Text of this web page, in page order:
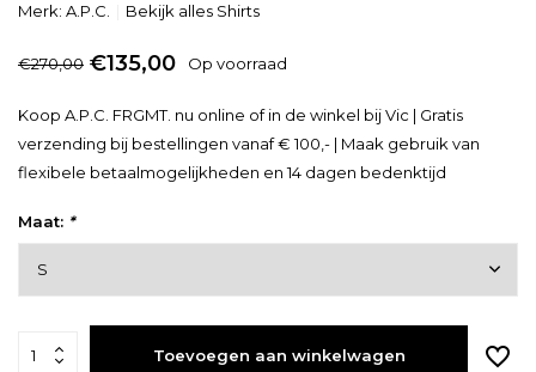
Merk: A.P.C. Bekijk alles Shirts
€270,00 €135,00 Op voorraad
Koop A.P.C. FRGMT. nu online of in de winkel bij Vic | Gratis
verzending bij bestellingen vanaf € 100,- | Maak gebruik van
flexibele betaalmogelijkheden en 14 dagen bedenktijd
Maat: *
Toevoegen aan winkelwagen